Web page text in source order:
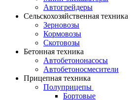
Автогрейдеры
Сельскохозяйственная техника
Зерновозы
Кормовозы
Скотовозы
Бетонная техника
Автобетононасосы
Автобетоносмесители
Прицепная техника
Полуприцепы
Бортовые